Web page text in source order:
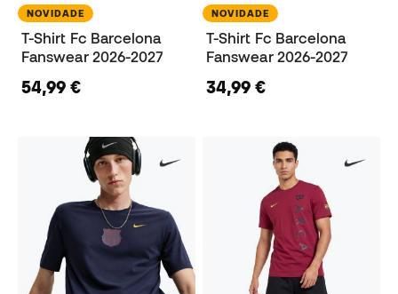
NOVIDADE
T-Shirt Fc Barcelona
Fanswear 2026-2027
54,99 €
NOVIDADE
T-Shirt Fc Barcelona
Fanswear 2026-2027
34,99 €